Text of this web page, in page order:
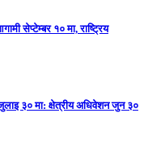
सेप्टेम्बर १० मा, राष्ट्रिय
३० मा: क्षेत्रीय अधिवेशन जुन ३०